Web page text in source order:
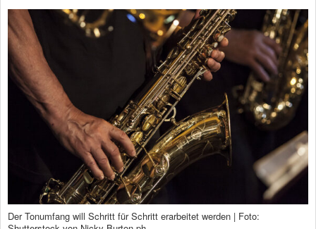
Der Tonumfang will Schritt für Schritt erarbeitet werden | Foto: